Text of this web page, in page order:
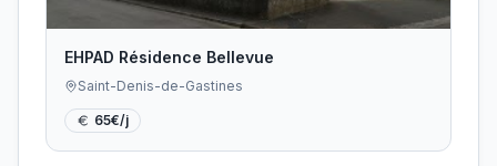
EHPAD Résidence Bellevue
Saint-Denis-de-Gastines
65€/j